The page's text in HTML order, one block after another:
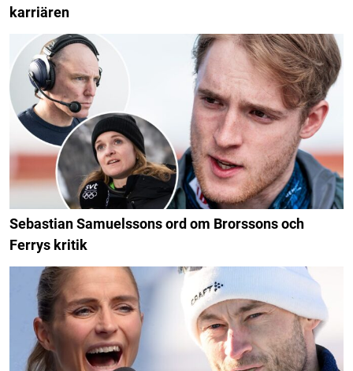
karriären
Sebastian Samuelssons ord om Brorssons och
Ferrys kritik